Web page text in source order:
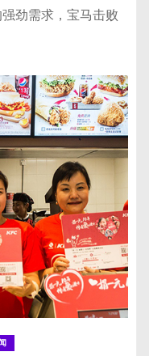
劲需求，宝马击败